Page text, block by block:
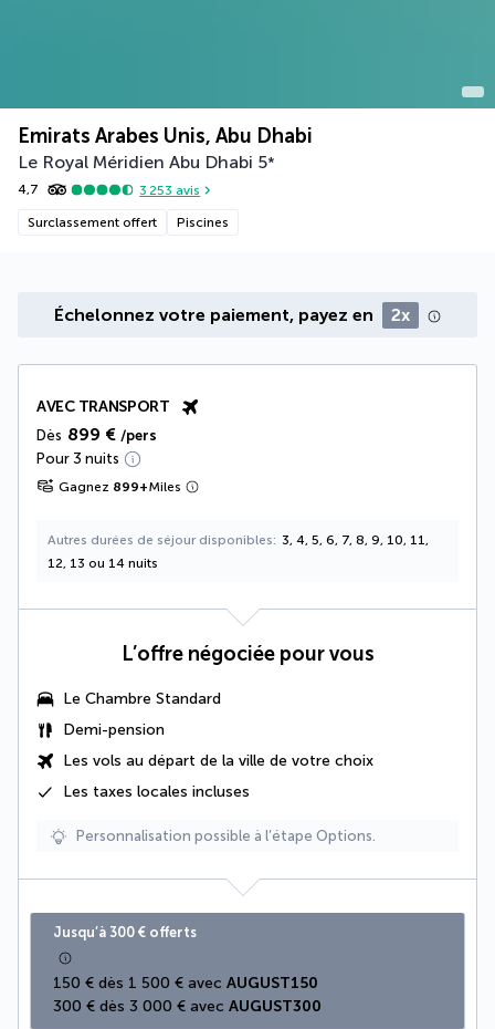
Emirats Arabes Unis, Abu Dhabi
Le Royal Méridien Abu Dhabi 5*
4,7 3 253 avis
Surclassement offert Piscines
Échelonnez votre paiement, payez en 2x
AVEC TRANSPORT
Dès 899 € /pers
Pour 3 nuits
Gagnez 899+Miles
Autres durées de séjour disponibles
3, 4, 5, 6, 7, 8, 9, 10, 11,
12, 13 ou 14 nuits
L’offre négociée pour vous
Le Chambre Standard
Demi-pension
Les vols au départ de la ville de votre choix
Les taxes locales incluses
Personnalisation possible à l’étape Options.
Jusqu’à 300 € offerts
150 € dès 1 500 € avec AUGUST150
300 € dès 3 000 € avec AUGUST300